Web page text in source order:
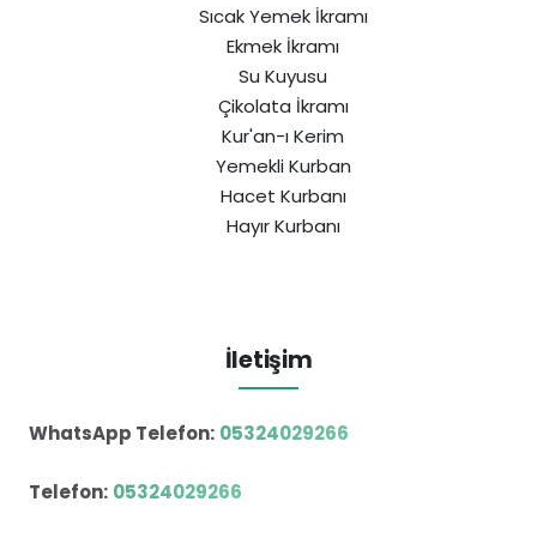
Sıcak Yemek İkramı
Ekmek İkramı
Su Kuyusu
Çikolata İkramı
Kur'an-ı Kerim
Yemekli Kurban
Hacet Kurbanı
Hayır Kurbanı
İletişim
WhatsApp Telefon: 05324029266
Telefon: 05324029266